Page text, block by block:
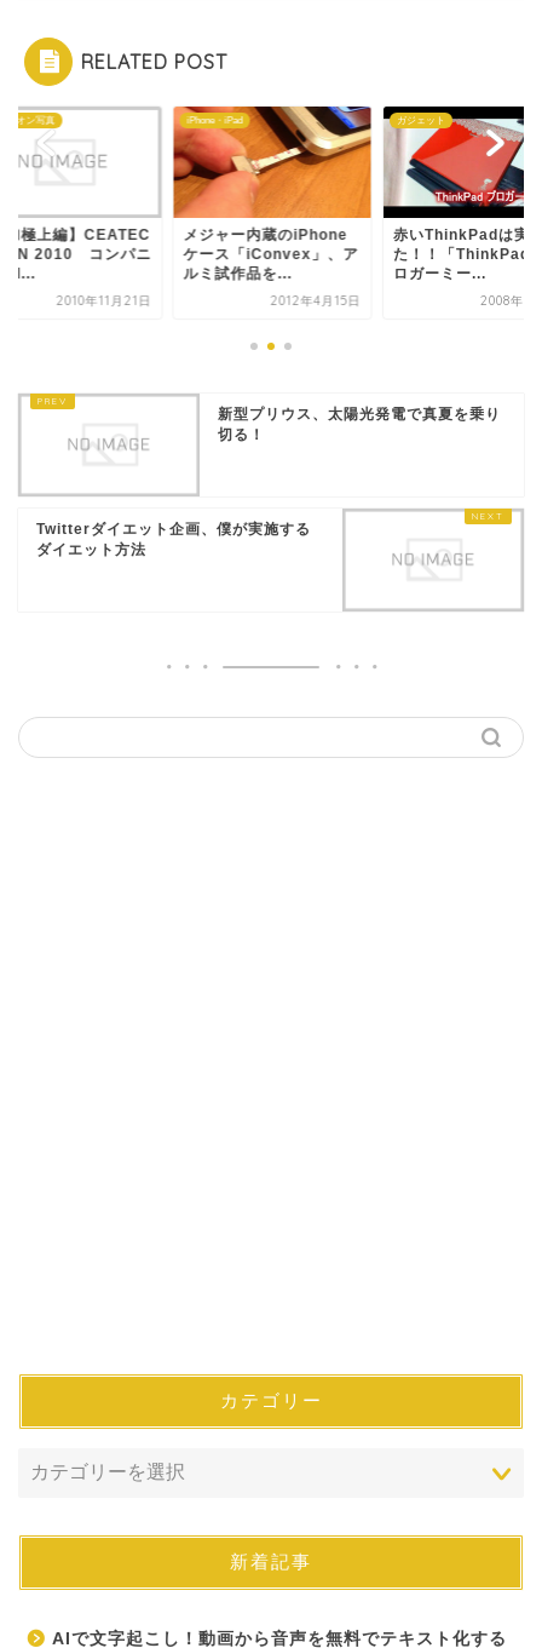
RELATED POST
ニオン写真
加極上編】CEATEC
2010 コンパニ
PI...
2010年11月21日
iPhone・iPad
メジャー内蔵のiPhone
ケース「iConvex」、ア
ルミ試作品を...
2012年4月15日
ガジェット
赤いThinkPadは実
た！！「ThinkPad
ロガーミー...
2008年9
新型プリウス、太陽光発電で真夏を乗り
切る！
Twitterダイエット企画、僕が実施する
ダイエット方法
カテゴリー
新着記事
AIで文字起こし！動画から音声を無料でテキスト化する